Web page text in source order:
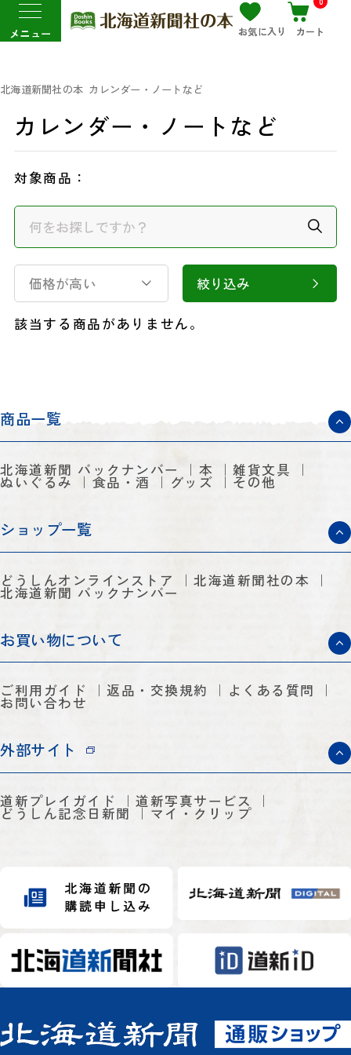
メニュー お気に入り カート
北海道新聞社の本 カレンダー・ノートなど
カレンダー・ノートなど
対象商品：
価格が高い 絞り込み
該当する商品がありません。
商品一覧
北海道新聞 バックナンバー 本 雑貨文具
ぬいぐるみ 食品・酒 グッズ その他
ショップ一覧
どうしんオンラインストア 北海道新聞社の本
北海道新聞 バックナンバー
お買い物について
ご利用ガイド 返品・交換規約 よくある質問
お問い合わせ
外部サイト
道新プレイガイド 道新写真サービス
どうしん記念日新聞 マイ・クリップ